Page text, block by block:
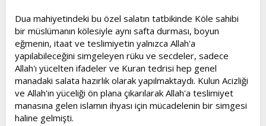
Dua mahiyetindeki bu özel salatın tatbikinde Köle sahibi
bir müslümanın kölesiyle aynı safta durması, boyun
eğmenin, itaat ve teslimiyetin yalnızca Allah'a
yapılabileceğini simgeleyen rüku ve secdeler, sadece
Allah'ı yücelten ifadeler ve Kuran tedrisi hep genel
manadaki salata hazırlık olarak yapılmaktaydı. Kulun Acizliği
ve Allah'ın yüceliği ön plana çıkarılarak Allah'a teslimiyet
manasına gelen islamın ihyası için mücadelenin bir simgesi
haline gelmişti.